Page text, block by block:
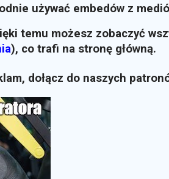
używać embedów z
temu możesz zobaczyć
), co trafi na stronę główną.
dołącz do naszych